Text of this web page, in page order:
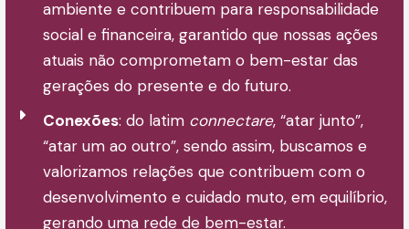
ambiente e contribuem para responsabilidade
social e financeira, garantido que nossas ações
atuais não comprometam o bem-estar das
gerações do presente e do futuro.
Conexões: do latim connectare, “atar junto”,
“atar um ao outro”, sendo assim, buscamos e
valorizamos relações que contribuem com o
desenvolvimento e cuidado muto, em equilíbrio,
gerando uma rede de bem-estar.